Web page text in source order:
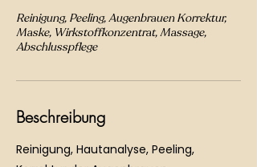
Reinigung, Peeling, Augenbrauen Korrektur,
Maske, Wirkstoffkonzentrat, Massage,
Abschlusspflege
Beschreibung
Reinigung, Hautanalyse, Peeling,